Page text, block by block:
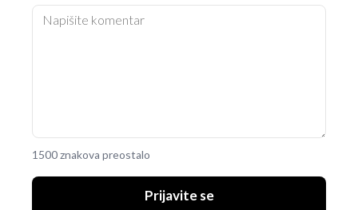
1500 znakova preostalo
Prijavite se